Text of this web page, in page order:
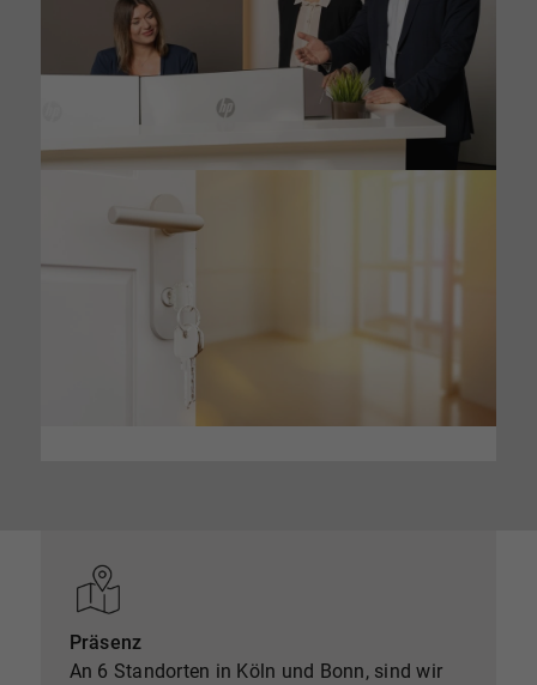
Präsenz
An 6 Standorten in Köln und Bonn, sind wir